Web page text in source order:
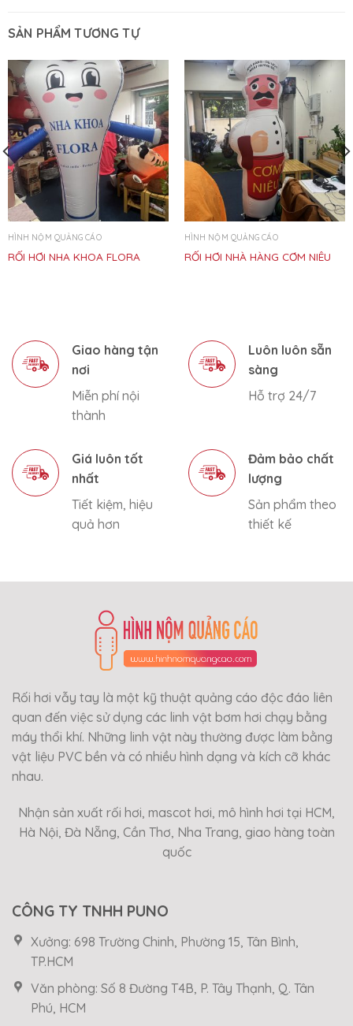
SẢN PHẨM TƯƠNG TỰ
HÌNH NỘM QUẢNG CÁO
RỐI HƠI NHA KHOA FLORA
HÌNH NỘM QUẢNG CÁO
RỐI HƠI NHÀ HÀNG CƠM NIÊU
Giao hàng tận
nơi
Miễn phí nội
thành
Luôn luôn sẵn
sàng
Hỗ trợ 24/7
Giá luôn tốt
nhất
Tiết kiệm, hiệu
quả hơn
Đảm bảo chất
lượng
Sản phẩm theo
thiết kế
Rối hơi vẫy tay là một kỹ thuật quảng cáo độc đáo liên
quan đến việc sử dụng các linh vật bơm hơi chạy bằng
máy thổi khí. Những linh vật này thường được làm bằng
vật liệu PVC bền và có nhiều hình dạng và kích cỡ khác
nhau.
Nhận sản xuất rối hơi, mascot hơi, mô hình hơi tại HCM,
Hà Nội, Đà Nẵng, Cần Thơ, Nha Trang, giao hàng toàn
quốc
CÔNG TY TNHH PUNO
Xưởng: 698 Trường Chinh, Phường 15, Tân Bình,
TP.HCM
Văn phòng: Số 8 Đường T4B, P. Tây Thạnh, Q. Tân
Phú, HCM